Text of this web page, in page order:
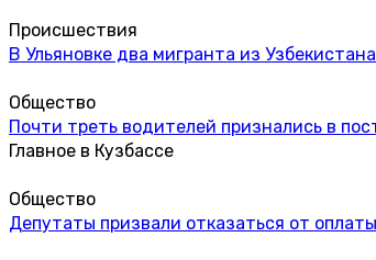
Происшествия
В Ульяновке два мигранта из
Общество
Почти треть водителей признались в
Главное в Кузбассе
Общество
Депутаты призвали отказаться от